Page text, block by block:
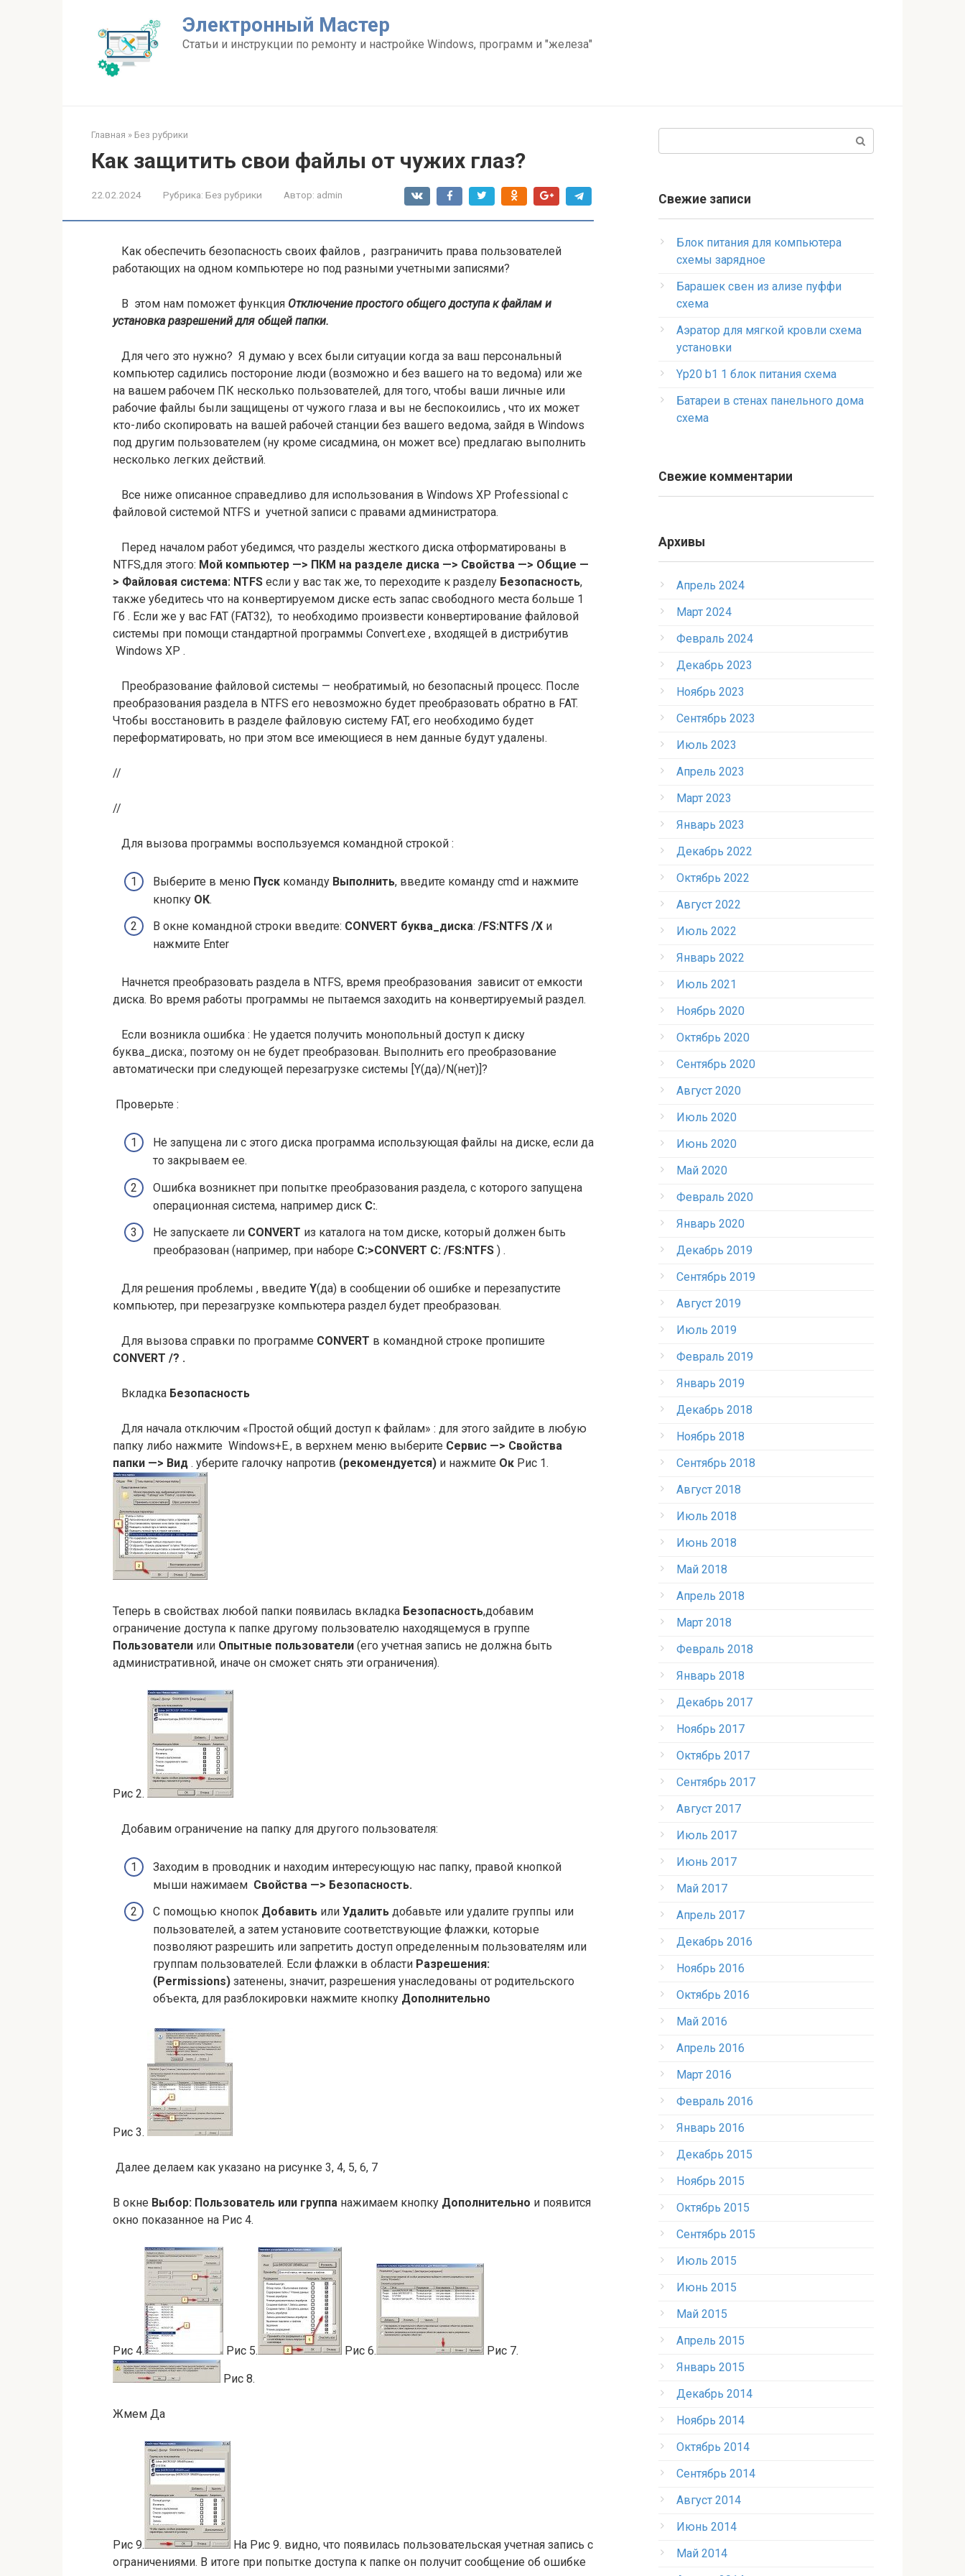
Электронный Мастер
Статьи и инструкции по ремонту и настройке Windows, программ и "железа"
Главная » Без рубрики
Как защитить свои файлы от чужих глаз?
22.02.2024 Рубрика: Без рубрики Автор: admin
Как обеспечить безопасность своих файлов , разграничить права пользователей
работающих на одном компьютере но под разными учетными записями?
В этом нам поможет функция Отключение простого общего доступа к файлам и
установка разрешений для общей папки.
Для чего это нужно? Я думаю у всех были ситуации когда за ваш персональный
компьютер садились постороние люди (возможно и без вашего на то ведома) или же
на вашем рабочем ПК несколько пользователей, для того, чтобы ваши личные или
рабочие файлы были защищены от чужого глаза и вы не беспокоились , что их может
кто-либо скопировать на вашей рабочей станции без вашего ведома, зайдя в Windows
под другим пользователем (ну кроме сисадмина, он может все) предлагаю выполнить
несколько легких действий.
Все ниже описанное справедливо для использования в Windows XP Professional с
файловой системой NTFS и учетной записи с правами администратора.
Перед началом работ убедимся, что разделы жесткого диска отформатированы в
NTFS,для этого: Мой компьютер —> ПКМ на разделе диска —> Свойства —> Общие —
> Файловая система: NTFS если у вас так же, то переходите к разделу Безопасность,
также убедитесь что на конвертируемом диске есть запас свободного места больше 1
Гб . Если же у вас FAT (FAT32), то необходимо произвести конвертирование файловой
системы при помощи стандартной программы Convert.exe , входящей в дистрибутив
Windows XP .
Преобразование файловой системы — необратимый, но безопасный процесс. После
преобразования раздела в NTFS его невозможно будет преобразовать обратно в FAT.
Чтобы восстановить в разделе файловую систему FAT, его необходимо будет
переформатировать, но при этом все имеющиеся в нем данные будут удалены.
//
//
Для вызова программы воспользуемся командной строкой :
Выберите в меню Пуск команду Выполнить, введите команду cmd и нажмите
кнопку ОК.
В окне командной строки введите: CONVERT буква_диска: /FS:NTFS /X и
нажмите Enter
Начнется преобразовать раздела в NTFS, время преобразования зависит от емкости
диска. Во время работы программы не пытаемся заходить на конвертируемый раздел.
Если возникла ошибка : Не удается получить монопольный доступ к диску
буква_диска:, поэтому он не будет преобразован. Выполнить его преобразование
автоматически при следующей перезагрузке системы [Y(да)/N(нет)]?
Проверьте :
Не запущена ли с этого диска программа использующая файлы на диске, если да
то закрываем ее.
Ошибка возникнет при попытке преобразования раздела, с которого запущена
операционная система, например диск С:.
Не запускаете ли CONVERT из каталога на том диске, который должен быть
преобразован (например, при наборе С:>CONVERT С: /FS:NTFS ) .
Для решения проблемы , введите Y(да) в сообщении об ошибке и перезапустите
компьютер, при перезагрузке компьютера раздел будет преобразован.
Для вызова справки по программе CONVERT в командной строке пропишите
CONVERT /? .
Вкладка Безопасность
Для начала отключим «Простой общий доступ к файлам» : для этого зайдите в любую
папку либо нажмите Windows+E., в верхнем меню выберите Сервис —> Свойства
папки —> Вид . уберите галочку напротив (рекомендуется) и нажмите Ок Рис 1.
Теперь в свойствах любой папки появилась вкладка Безопасность,добавим
ограничение доступа к папке другому пользователю находящемуся в группе
Пользователи или Опытные пользователи (его учетная запись не должна быть
административной, иначе он сможет снять эти ограничения).
Рис 2.
Добавим ограничение на папку для другого пользователя:
Заходим в проводник и находим интересующую нас папку, правой кнопкой
мыши нажимаем Свойства —> Безопасность.
С помощью кнопок Добавить или Удалить добавьте или удалите группы или
пользователей, а затем установите соответствующие флажки, которые
позволяют разрешить или запретить доступ определенным пользователям или
группам пользователей. Если флажки в области Разрешения:
(Permissions) затенены, значит, разрешения унаследованы от родительского
объекта, для разблокировки нажмите кнопку Дополнительно
Рис 3.
Далее делаем как указано на рисунке 3, 4, 5, 6, 7
В окне Выбор: Пользователь или группа нажимаем кнопку Дополнительно и появится
окно показанное на Рис 4.
Рис 4. Рис 5. Рис 6. Рис 7.
Рис 8.
Жмем Да
Рис 9.
На Рис 9. видно, что появилась пользовательская учетная запись с
ограничениями. В итоге при попытке доступа к папке он получит сообщение об ошибке
Свежие записи
Блок питания для компьютера
схемы зарядное
Барашек свен из ализе пуффи
схема
Аэратор для мягкой кровли схема
установки
Yp20 b1 1 блок питания схема
Батареи в стенах панельного дома
схема
Свежие комментарии
Архивы
Апрель 2024
Март 2024
Февраль 2024
Декабрь 2023
Ноябрь 2023
Сентябрь 2023
Июль 2023
Апрель 2023
Март 2023
Январь 2023
Декабрь 2022
Октябрь 2022
Август 2022
Июль 2022
Январь 2022
Июль 2021
Ноябрь 2020
Октябрь 2020
Сентябрь 2020
Август 2020
Июль 2020
Июнь 2020
Май 2020
Февраль 2020
Январь 2020
Декабрь 2019
Сентябрь 2019
Август 2019
Июль 2019
Февраль 2019
Январь 2019
Декабрь 2018
Ноябрь 2018
Сентябрь 2018
Август 2018
Июль 2018
Июнь 2018
Май 2018
Апрель 2018
Март 2018
Февраль 2018
Январь 2018
Декабрь 2017
Ноябрь 2017
Октябрь 2017
Сентябрь 2017
Август 2017
Июль 2017
Июнь 2017
Май 2017
Апрель 2017
Декабрь 2016
Ноябрь 2016
Октябрь 2016
Май 2016
Апрель 2016
Март 2016
Февраль 2016
Январь 2016
Декабрь 2015
Ноябрь 2015
Октябрь 2015
Сентябрь 2015
Июль 2015
Июнь 2015
Май 2015
Апрель 2015
Январь 2015
Декабрь 2014
Ноябрь 2014
Октябрь 2014
Сентябрь 2014
Август 2014
Июнь 2014
Май 2014